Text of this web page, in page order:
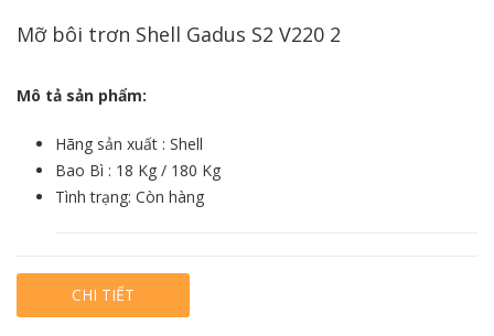
Mỡ bôi trơn Shell Gadus S2 V220 2
Mô tả sản phẩm:
Hãng sản xuất : Shell
Bao Bì : 18 Kg / 180 Kg
Tình trạng: Còn hàng
CHI TIẾT